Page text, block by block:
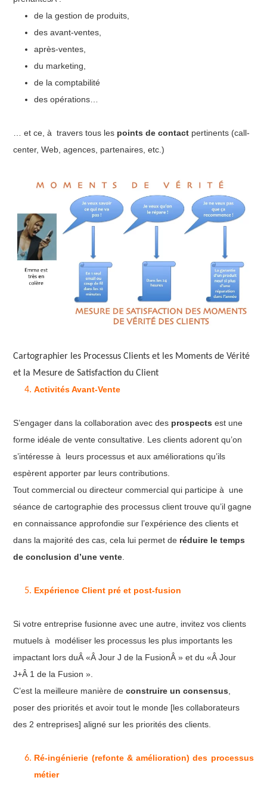
de la gestion de produits,
des avant-ventes,
après-ventes,
du marketing,
de la comptabilité
des opérations…
… et ce, à travers tous les points de contact pertinents (call-
center, Web, agences, partenaires, etc.)
Cartographier les Processus Clients et les Moments de Vérité
et la Mesure de Satisfaction du Client
Activités Avant-Vente
S’engager dans la collaboration avec des prospects est une
forme idéale de vente consultative. Les clients adorent qu’on
s’intéresse à leurs processus et aux améliorations qu’ils
espèrent apporter par leurs contributions.
Tout commercial ou directeur commercial qui participe à une
séance de cartographie des processus client trouve qu’il gagne
en connaissance approfondie sur l’expérience des clients et
dans la majorité des cas, cela lui permet de réduire le temps
de conclusion d’une vente
Expérience Client pré et post-fusion
Si votre entreprise fusionne avec une autre, invitez vos clients
mutuels à modéliser les processus les plus importants les
impactant lors duÂ «Â Jour J de la FusionÂ » et du «Â Jour
J+Â 1 de la Fusion ».
C’est la meilleure manière deconstruire un consensus
poser des priorités et avoir tout le monde [les collaborateurs
des 2 entreprises] aligné sur les priorités des clients.
Ré-ingénierie (refonte & amélioration) des processus
métier